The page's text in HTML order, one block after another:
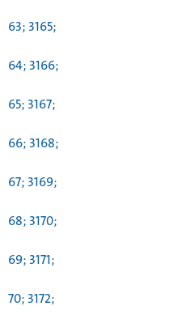
63; 3165;
64; 3166;
65; 3167;
66; 3168;
67; 3169;
68; 3170;
69; 3171;
70; 3172;